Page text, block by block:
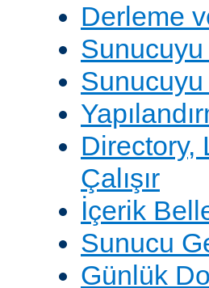
Derleme
Directory,
Çalışır
İçerik
Sunucu
Günlük